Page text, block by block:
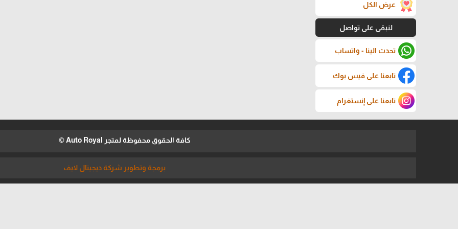
عرض الكل
لنبقى على تواصل
تحدث الينا - واتساب
تابعنا على فيس بوك
تابعنا على إنستغرام
كافة الحقوق محفوظة لمتجر Auto Royal ©
برمجة وتطوير شركة ديجيتال لايف